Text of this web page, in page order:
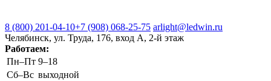
8 (800) 201-04-10+7 (908) 068-25-75 arlight@ledwin.ru
Челябинск, ул. Труда, 176, вход А, 2-й этаж
Работаем:
Пн–Пт 9–18
Сб–Вс выходной